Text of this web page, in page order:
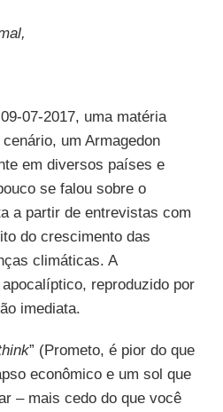
07-2017, uma matéria
um Armagedon
em diversos países e
se falou sobre o
a partir de entrevistas com
do crescimento das
climáticas. A
reproduzido por
imediata.
” (Prometo, é pior do que
econômico e um sol que
– mais cedo do que você